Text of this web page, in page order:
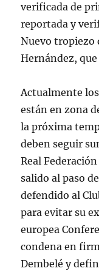
verificada de
reportada y
Nuevo tropiezo
Hernández,
Actualmente
están en zona
la próxima
deben seguir
Real
salido al paso
defendido al
para evitar su
europea
condena en
Dembelé y